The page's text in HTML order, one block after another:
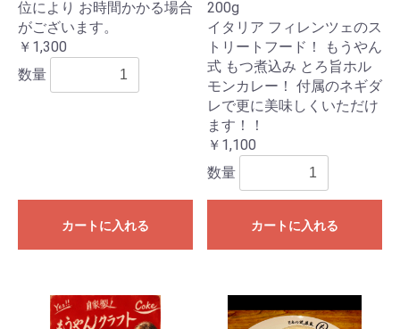
位により お時間かかる場合
がございます。
￥1,300
数量
カートに入れる
200g
イタリア フィレンツェのス
トリートフード！ もうやん
式 もつ煮込み とろ旨ホル
モンカレー！ 付属のネギダ
レで更に美味しくいただけ
ます！！
￥1,100
数量
カートに入れる